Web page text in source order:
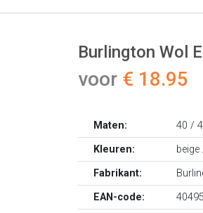
Burlington Wol
voor € 18.95
Maten:
40 /
Kleuren:
beige
Fabrikant:
EAN-code: